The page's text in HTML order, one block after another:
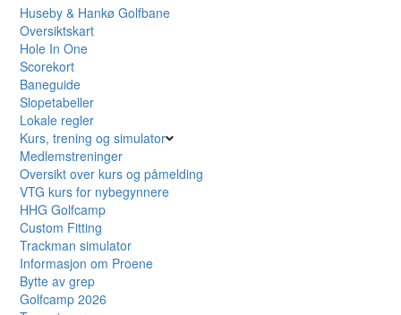
Huseby & Hankø Golfbane
Oversiktskart
Hole In One
Scorekort
Baneguide
Slopetabeller
Lokale regler
Kurs, trening og simulator
Medlemstreninger
Oversikt over kurs og påmelding
VTG kurs for nybegynnere
HHG Golfcamp
Custom Fitting
Trackman simulator
Informasjon om Proene
Bytte av grep
Golfcamp 2026